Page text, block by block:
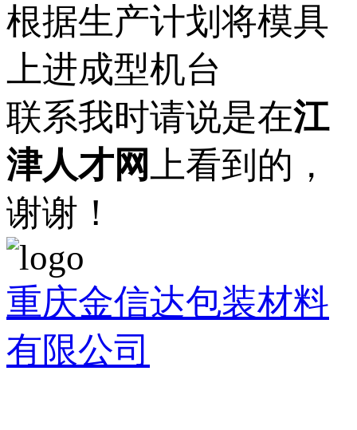
根据生产计划将模具
上进成型机台
联系我时请说是在江
津人才网
上看到的，
谢谢！
重庆金信达包装材料
有限公司